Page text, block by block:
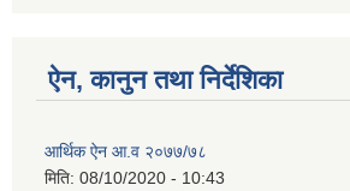
ऐन, कानुन तथा निर्देशिका
आर्थिक ऐन आ.व २०७७/७८
मिति: 08/10/2020 - 10:43